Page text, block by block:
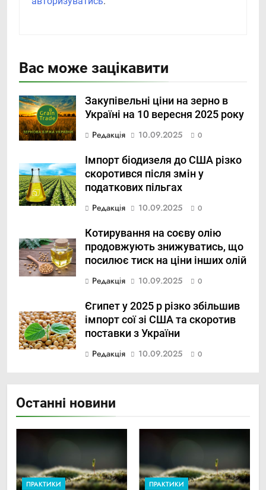
Вас може зацікавити
Закупівельні ціни на зерно в
Україні на 10 вересня 2025 року
Редакція
10.09.2025 0
Імпорт біодизеля до США різко
скоротився після змін у
податкових пільгах
Редакція
10.09.2025 0
Котирування на соєву олію
продовжують знижуватись, що
посилює тиск на ціни інших олій
Редакція
10.09.2025 0
Єгипет у 2025 р різко збільшив
імпорт сої зі США та скоротив
поставки з України
Редакція
10.09.2025 0
Останні новини
ПРАКТИКИ ПРАКТИКИ